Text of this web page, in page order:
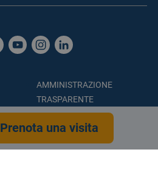
AMMINISTRAZIONE
TRASPARENTE
Prenota una visita